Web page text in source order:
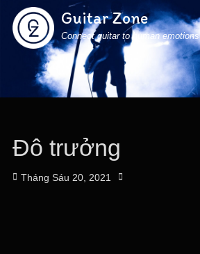
Guitar Zone
Connect guitar to human emotions
Đô trưởng
Posted
Tháng Sáu 20, 2021 Author